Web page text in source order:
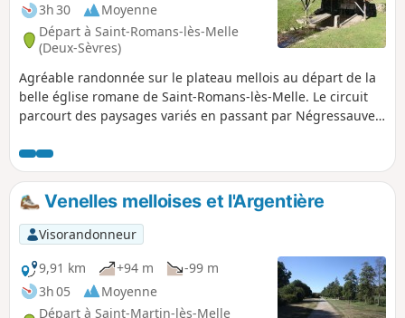
3h 30
Moyenne
Départ à Saint-Romans-lès-Melle
(Deux-Sèvres)
Agréable randonnée sur le plateau mellois au départ de la
belle église romane de Saint-Romans-lès-Melle. Le circuit
parcourt des paysages variés en passant par Négressauve
d'exploitation. Une portion se déroule sur une petite route
peu empruntée. Cette randonnée emprunte également une
petite venelle à Négressauve.
Venelles melloises et l'Argentière
Visorandonneur
9,91 km
+94 m
-99 m
3h 05
Moyenne
Départ à Saint-Martin-lès-Melle